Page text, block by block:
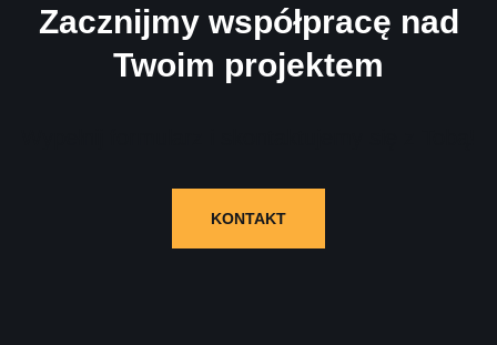
Zacznijmy współpracę nad
Twoim projektem
KONTAKT